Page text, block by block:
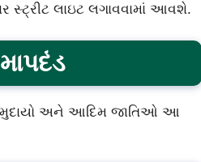
સ્ટ્રીટ લાઇટ લગાવવામાં આવશે.
સમુદાયો અને આદિમ જાતિઓ આ